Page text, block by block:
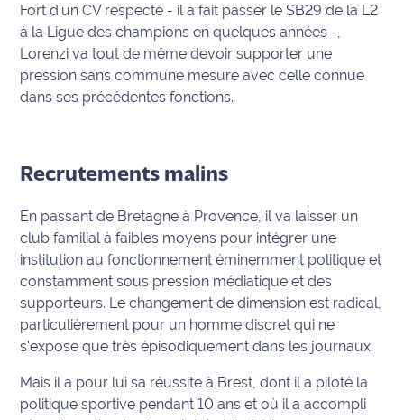
rédaction
Coup de
coeur
Maritima
Maritima
L'anecdote
de Jeff
C'est
mon
club
Coachs
Maritima
Fort d'un CV respecté - il a fait passer le SB29 de la L2
à la Ligue des champions en quelques années -,
Lorenzi va tout de même devoir supporter une
pression sans commune mesure avec celle connue
dans ses précédentes fonctions.
Recrutements malins
En passant de Bretagne à Provence, il va laisser un
club familial à faibles moyens pour intégrer une
institution au fonctionnement éminemment politique et
constamment sous pression médiatique et des
supporteurs. Le changement de dimension est radical,
particulièrement pour un homme discret qui ne
s'expose que très épisodiquement dans les journaux.
Mais il a pour lui sa réussite à Brest, dont il a piloté la
politique sportive pendant 10 ans et où il a accompli